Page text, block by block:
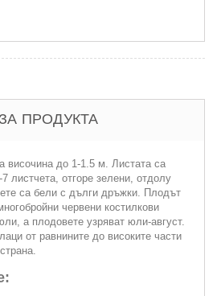
ПРОДУКТА
височина до 1-1.5 м. Листата са
листчета, отгоре зелени, отдолу
са бели с дълги дръжки. Плодът
червени костилкови
а плодовете узряват юли-август.
от равнините до високите части